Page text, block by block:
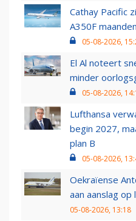
Cathay Pacific
A350F
05-08-2026,
El Al noteert
minder
05-08-2026,
Lufthansa
begin 2027,
plan B
05-08-2026,
Oekraïense
aan aanslag op
05-08-2026, 13:18